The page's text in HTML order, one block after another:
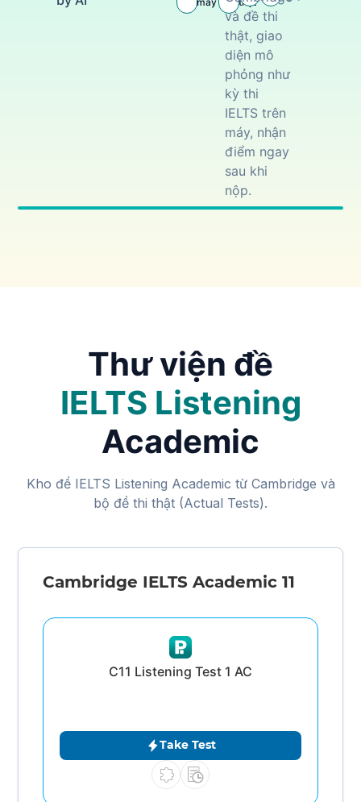
và đề thi
thật, giao
diện mô
phỏng như
kỳ thi
IELTS trên
máy, nhận
điểm ngay
sau khi
nộp.
Thư viện đề
IELTS Listening
Academic
Kho đề IELTS Listening Academic từ Cambridge và
bộ đề thi thật (Actual Tests).
Cambridge IELTS Academic 11
C11 Listening Test 1 AC
Take Test